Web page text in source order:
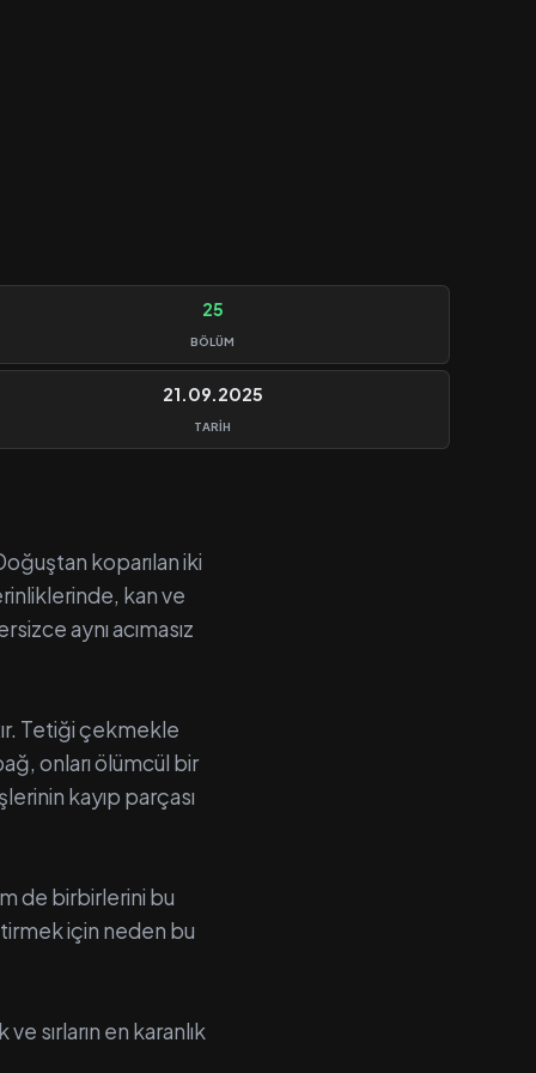
25
BÖLÜM
21.09.2025
TARIH
koparılan iki
kan ve
aynı acımasız
Tetiği çekmekle
onları ölümcül bir
kayıp parçası
de birbirlerini bu
için neden bu
sırların en karanlık